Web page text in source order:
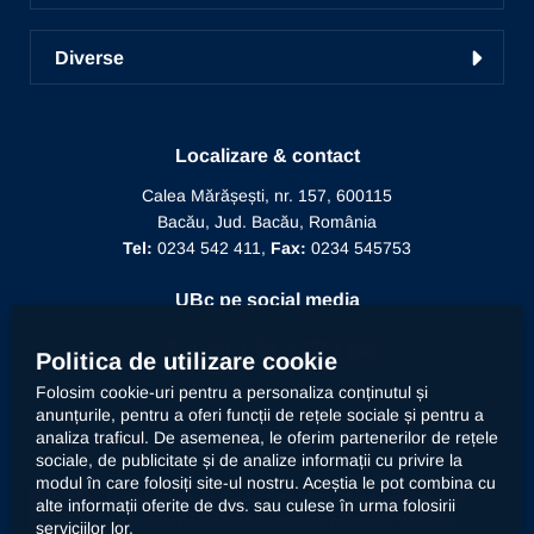
Academic TV
Pregătirea personalului didactic
Învățământ la distanță
Biblioteca
Manifestări științifice
Editura Alma Mater
Prezentarea Universității
Alegeri
Relații internaționale
Informații de interes public
Diverse
Recunoaștere funcție didactică
Recunoaștere conducător doctorat
Localizare & contact
Calea Mărășești, nr. 157, 600115
Bacău, Jud. Bacău, România
Tel: 0234 542 411, Fax: 0234 545753
UBc pe social media
Contact
Universitatea „Vasile Alecsandri” din Bacău prelucrează
datele dumneavoastră cu caracter personal, respectiv
Politica de utilizare cookie
Folosim cookie-uri pentru a personaliza conținutul și
anunțurile, pentru a oferi funcții de rețele sociale și pentru a
analiza traficul. De asemenea, le oferim partenerilor de rețele
sociale, de publicitate și de analize informații cu privire la
modul în care folosiți site-ul nostru. Aceștia le pot combina cu
alte informații oferite de dvs. sau culese în urma folosirii
serviciilor lor.